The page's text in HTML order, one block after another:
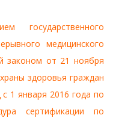
государственного
медицинского
законом от 21 ноября
здоровья граждан
1 января 2016 года по
сертификации по